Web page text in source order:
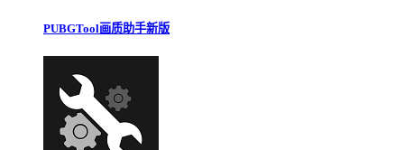
PUBGTool画质助手新版